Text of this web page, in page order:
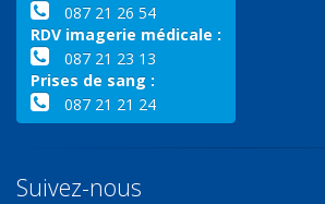
087 21 26 54
RDV imagerie médicale :
087 21 23 13
Prises de sang :
087 21 21 24
Suivez-nous